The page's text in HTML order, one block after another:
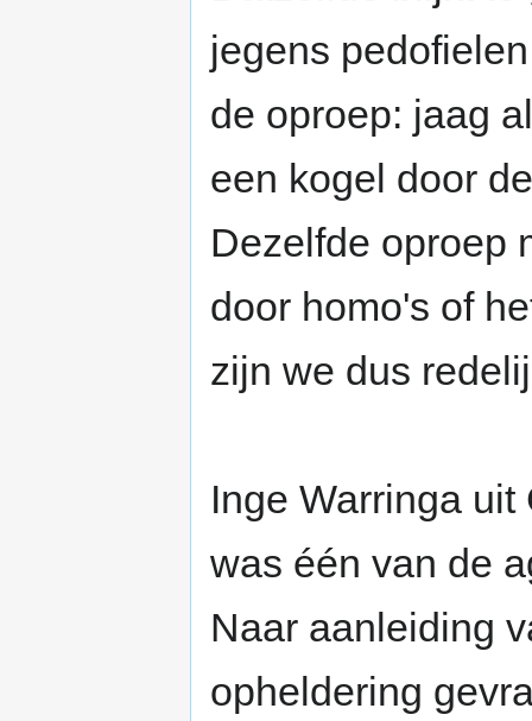
jegens
de oproep: jaag
een kogel door
Dezelfde oproep
door homo's of
zijn we dus
Inge Warringa
was één van de
Naar aanleiding
opheldering